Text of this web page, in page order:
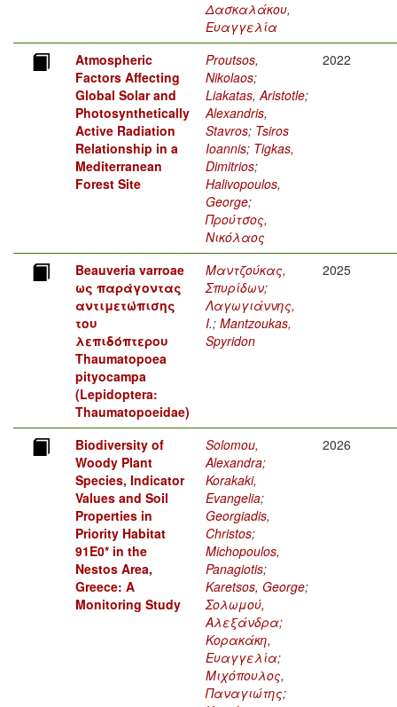
Δασκαλάκου,
Ευαγγελία
Atmospheric
Factors Affecting
Global Solar and
Photosynthetically
Active Radiation
Relationship in a
Mediterranean
Forest Site
Proutsos,
Nikolaos;
Liakatas, Aristotle;
Alexandris,
Stavros; Tsiros
Ioannis; Tigkas,
Dimitrios;
Halivopoulos,
George;
Προύτσος,
Νικόλαος
2022
Beauveria varroae
ως παράγοντας
αντιμετώπισης
του
λεπιδόπτερου
Thaumatopoea
pityocampa
(Lepidoptera:
Thaumatopoeidae)
Μαντζούκας,
Σπυρίδων;
Λαγωγιάννης,
Ι.; Mantzoukas,
Spyridon
2025
Biodiversity of
Woody Plant
Species, Indicator
Values and Soil
Properties in
Priority Habitat
91E0* in the
Nestos Area,
Greece: A
Monitoring Study
Solomou,
Alexandra;
Korakaki,
Evangelia;
Georgiadis,
Christos;
Michopoulos,
Panagiotis;
Karetsos, George;
Σολωμού,
Αλεξάνδρα;
Κορακάκη,
Ευαγγελία;
Μιχόπουλος,
Παναγιώτης;
2026